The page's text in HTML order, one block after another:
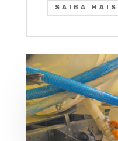
SAIBA MAIS